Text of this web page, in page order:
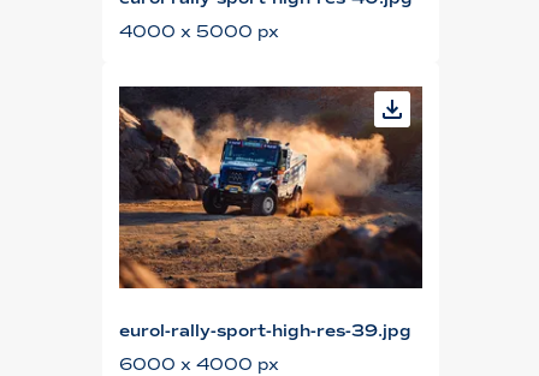
4000 x 5000 px
eurol-rally-sport-high-res-39.jpg
6000 x 4000 px